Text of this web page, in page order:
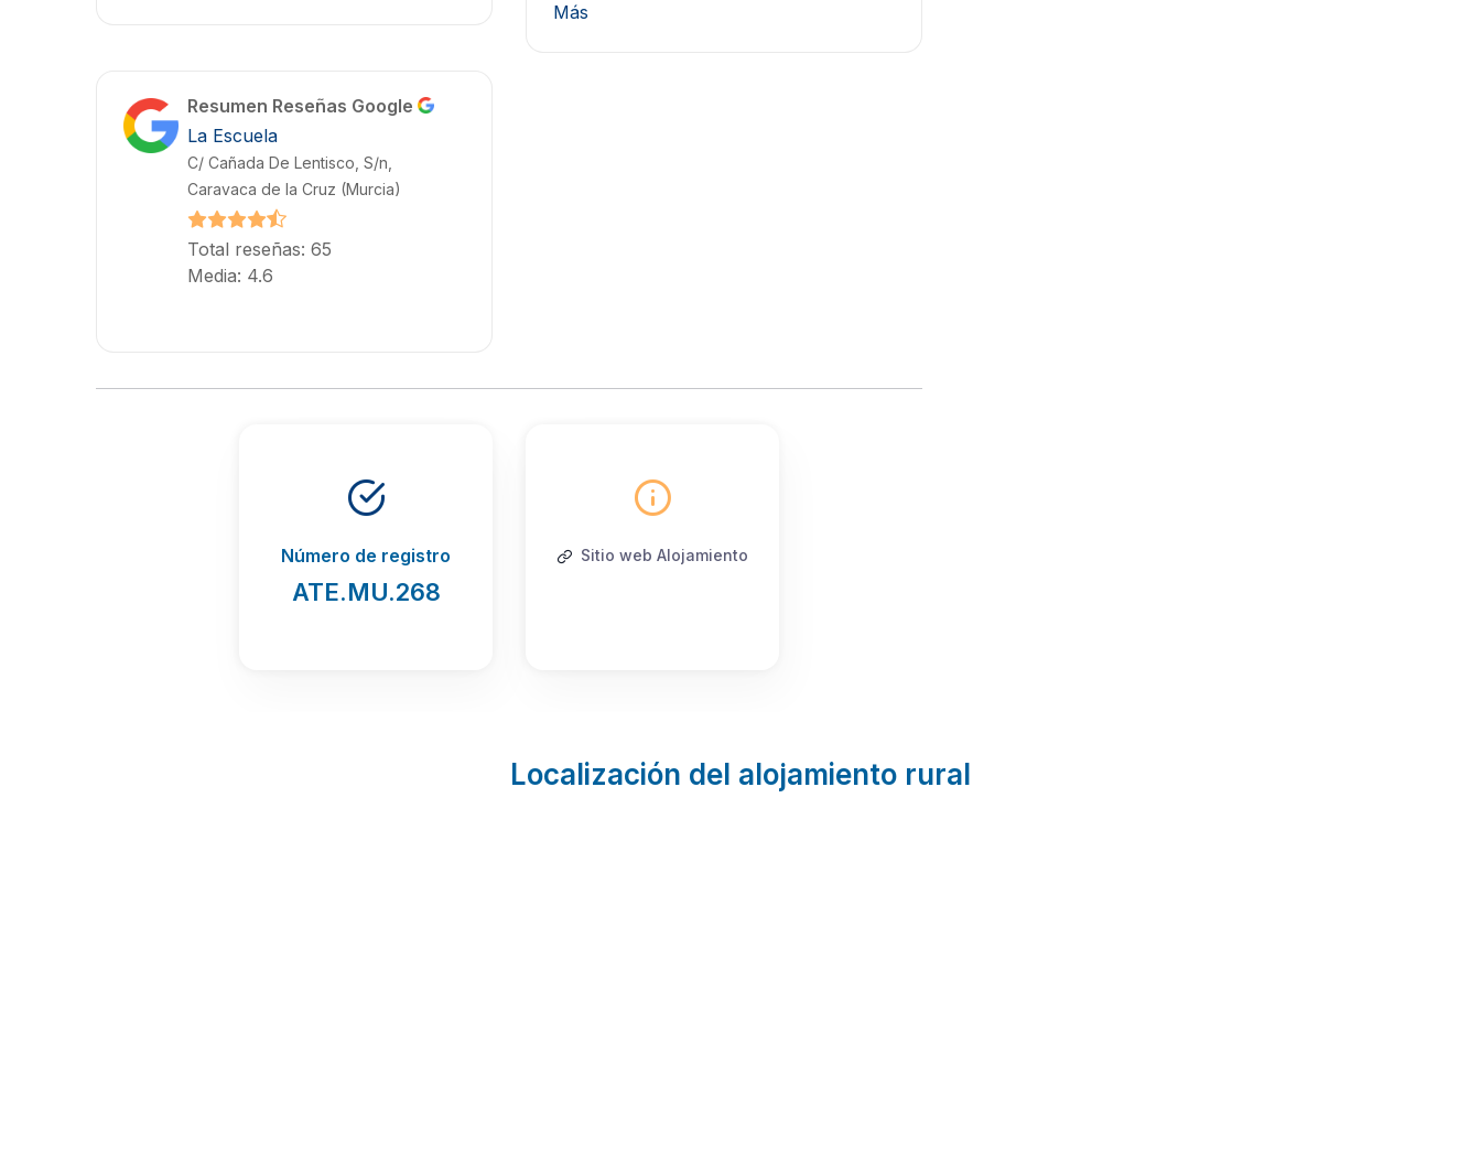
Más
Resumen Reseñas Google
La Escuela
C/ Cañada De Lentisco, S/n,
Caravaca de la Cruz (Murcia)
Total reseñas: 65
Media: 4.6
Número de registro
ATE.MU.268
Sitio web Alojamiento
Localización del alojamiento rural